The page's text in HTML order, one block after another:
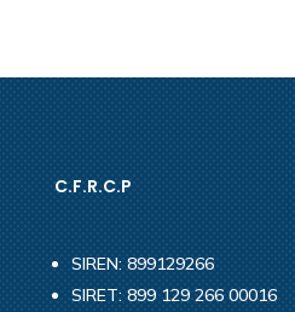
C.F.R.C.P
SIREN: 899129266
SIRET: 899 129 266 00016